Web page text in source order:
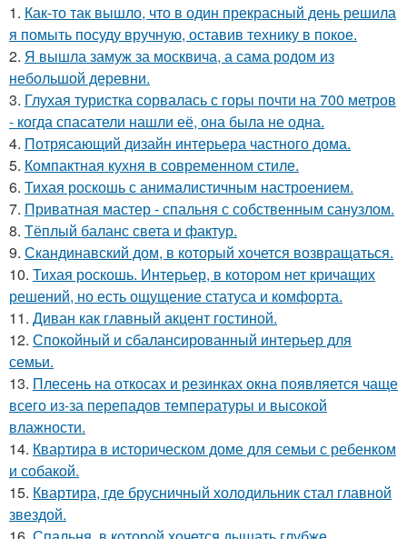
1. Как-то так вышло, что в один прекрасный день решила
я помыть посуду вручную, оставив технику в покое.
2. Я вышла замуж за москвича, а сама родом из
небольшой деревни.
3. Глухая туристка сорвалась с горы почти на 700 метров
- когда спасатели нашли её, она была не одна.
4. Потрясающий дизайн интерьера частного дома.
5. Компактная кухня в современном стиле.
6. Тихая роскошь с анималистичным настроением.
7. Приватная мастер - спальня с собственным санузлом.
8. Тёплый баланс света и фактур.
9. Скандинавский дом, в который хочется возвращаться.
10. Тихая роскошь. Интерьер, в котором нет кричащих
решений, но есть ощущение статуса и комфорта.
11. Диван как главный акцент гостиной.
12. Спокойный и сбалансированный интерьер для
семьи.
13. Плесень на откосах и резинках окна появляется чаще
всего из-за перепадов температуры и высокой
влажности.
14. Квартира в историческом доме для семьи с ребенком
и собакой.
15. Квартира, где брусничный холодильник стал главной
звездой.